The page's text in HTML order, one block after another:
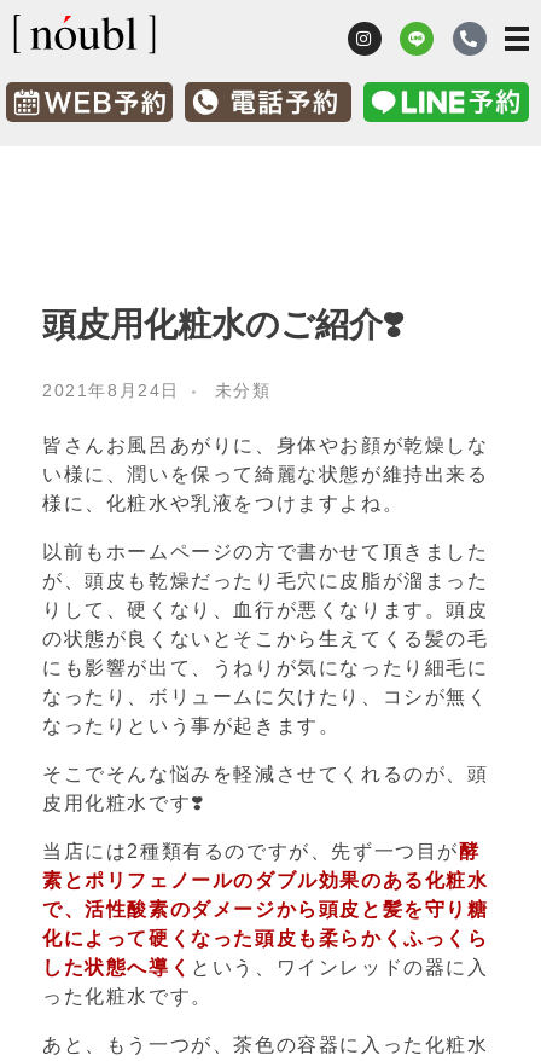
頭皮用化粧水のご紹介❣️
2021年8月24日 未分類
皆さんお風呂あがりに、身体やお顔が乾燥しな
い様に、潤いを保って綺麗な状態が維持出来る
様に、化粧水や乳液をつけますよね。
以前もホームページの方で書かせて頂きました
が、頭皮も乾燥だったり毛穴に皮脂が溜まった
りして、硬くなり、血行が悪くなります。頭皮
の状態が良くないとそこから生えてくる髪の毛
にも影響が出て、うねりが気になったり細毛に
なったり、ボリュームに欠けたり、コシが無く
なったりという事が起きます。
そこでそんな悩みを軽減させてくれるのが、頭
皮用化粧水です❣️
当店には2種類有るのですが、先ず一つ目が酵
素とポリフェノールのダブル効果のある化粧水
で、活性酸素のダメージから頭皮と髪を守り糖
化によって硬くなった頭皮も柔らかくふっくら
した状態へ導く という、ワインレッドの器に入
った化粧水です。
あと、もう一つが、茶色の容器に入った化粧水